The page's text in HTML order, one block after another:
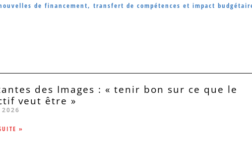
de financement, transfert de compétences et impact
des Images : « tenir bon sur ce que le
veut être »
»